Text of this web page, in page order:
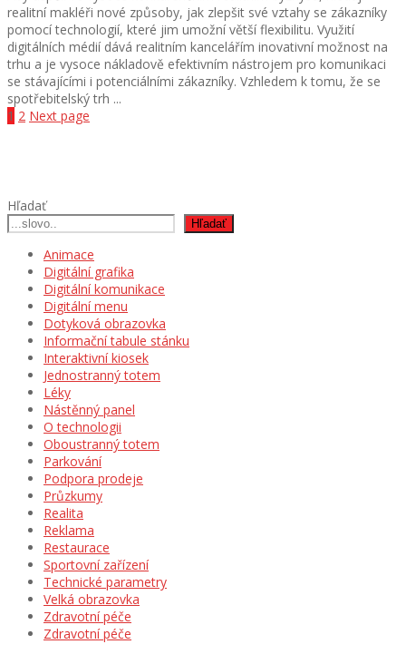
realitní makléři nové způsoby, jak zlepšit své vztahy se zákazníky
pomocí technologií, které jim umožní větší flexibilitu. Využití
digitálních médií dává realitním kancelářím inovativní možnost na
trhu a je vysoce nákladově efektivním nástrojem pro komunikaci
se stávajícími i potenciálními zákazníky. Vzhledem k tomu, že se
spotřebitelský trh ...
Stránkování
1 2 Next page
Hľadať
Hľadať
Animace
Digitální grafika
Digitální komunikace
Digitální menu
Dotyková obrazovka
Informační tabule stánku
Interaktivní kiosek
Jednostranný totem
Léky
Nástěnný panel
O technologii
Oboustranný totem
Parkování
Podpora prodeje
Průzkumy
Realita
Reklama
Restaurace
Sportovní zařízení
Technické parametry
Velká obrazovka
Zdravotní péče
Zdravotní péče